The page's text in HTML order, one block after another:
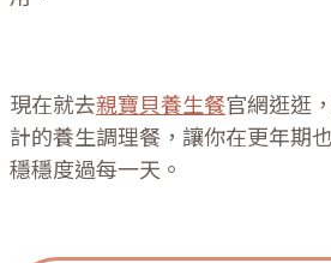
現在就去親寶貝養生餐官網逛逛
計的養生調理餐，讓你在更年期
穩穩度過每一天。